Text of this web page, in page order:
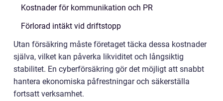
Kostnader för kommunikation och PR
Förlorad intäkt vid driftstopp
Utan försäkring måste företaget täcka dessa kostnader
själva, vilket kan påverka likviditet och långsiktig
stabilitet. En cyberförsäkring gör det möjligt att snabbt
hantera ekonomiska påfrestningar och säkerställa
fortsatt verksamhet.